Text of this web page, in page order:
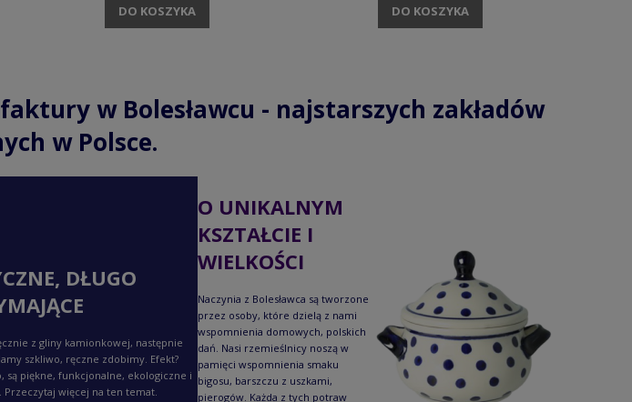
DO KOSZYKA DO KOSZYKA
w Bolesławcu - najstarszych zakładów
w Polsce.
DŁUGO
z gliny kamionkowej, następnie
szkliwo, ręczne zdobimy. Efekt?
są piękne, funkcjonalne, ekologiczne i
Przeczytaj więcej na ten temat.
O UNIKALNYM
KSZTAŁCIE I
WIELKOŚCI
Naczynia z Bolesławca są tworzone
przez osoby, które dzielą z nami
wspomnienia domowych, polskich
dań. Nasi rzemieślnicy noszą w
pamięci wspomnienia smaku
bigosu, barszczu z uszkami,
pierogów. Każda z tych potraw